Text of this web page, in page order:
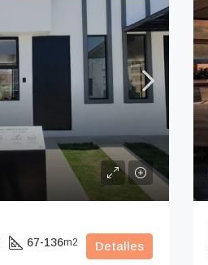
67-136m2
Detalles